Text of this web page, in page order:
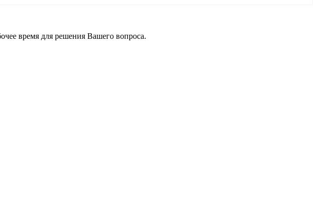
время для решения Вашего вопроса.